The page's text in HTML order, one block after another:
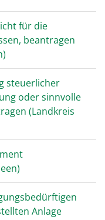
für die
beantragen
steuerlicher
oder sinnvolle
(Landkreis
Anlage